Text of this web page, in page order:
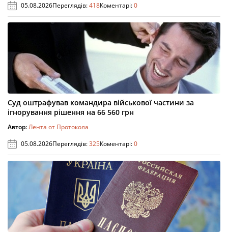
05.08.2026Переглядів:418Коментарі:0
Суд оштрафував командира військової частини за
ігнорування рішення на 66 560 грн
Автор:Лента от Протокола
05.08.2026Переглядів:325Коментарі:0